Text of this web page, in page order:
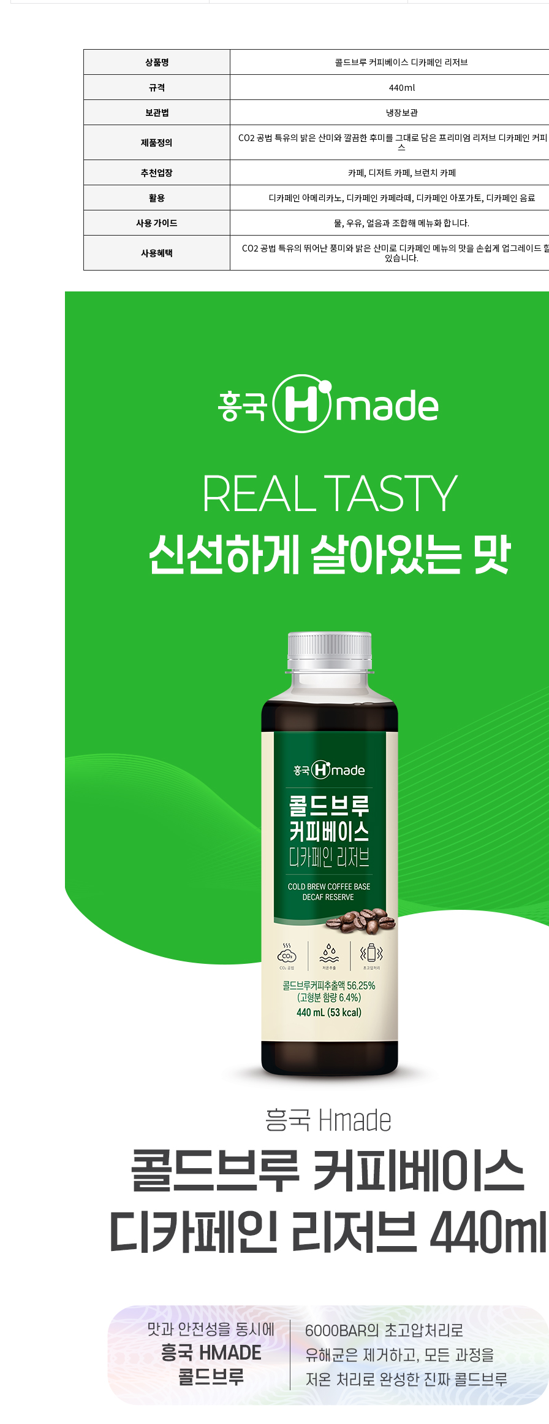
상품명 콜드브루 커피베이스 디카페인 리저브
규격 440ml
보관법 냉장보관
제품정의
CO2 공법 특유의 밝은 산미와 깔끔한 후미를 그대로 담은 프리미엄 리저브 디카페인 커피
스
추천업장 카페, 디저트 카페, 브런치 카페
활용 디카페인 아메리카노, 디카페인 카페라떼, 디카페인 아포가토, 디카페인 음료
사용 가이드 물, 우유, 얼음과 조합해 메뉴화 합니다.
사용혜택
CO2 공법 특유의 뛰어난 풍미와 밝은 산미로 디카페인 메뉴의 맛을 손쉽게 업그레이드
있습니다.